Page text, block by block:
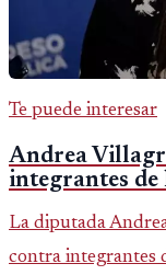
Te puede interesar
Andrea
integrantes
La diputada
contra integrantes